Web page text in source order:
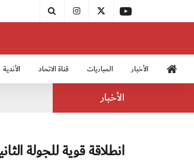
الأخبار المباريات قناة الاتحاد الأندية
الأخبار
انطلاقة قوية للجولة